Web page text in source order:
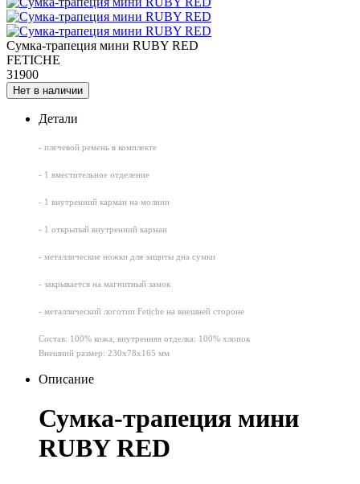
Сумка-трапеция мини RUBY RED
FETICHE
31900
Нет в наличии
Детали
- плечевой ремень в комплекте
- 1 вместительное отделение
- 1 внутренний карман на молнии
- 1 открытый внутренний карман
- металлические ножки для защиты дна сумки
- закрывается на магнитный замок
- металлический логотип Fetiche на внешней стороне
Состав: 100% кожа, внутренняя отделка: 100% хлопок
Внешний размер: 230х78х165 мм
Описание
Сумка-трапеция мини
RUBY RED